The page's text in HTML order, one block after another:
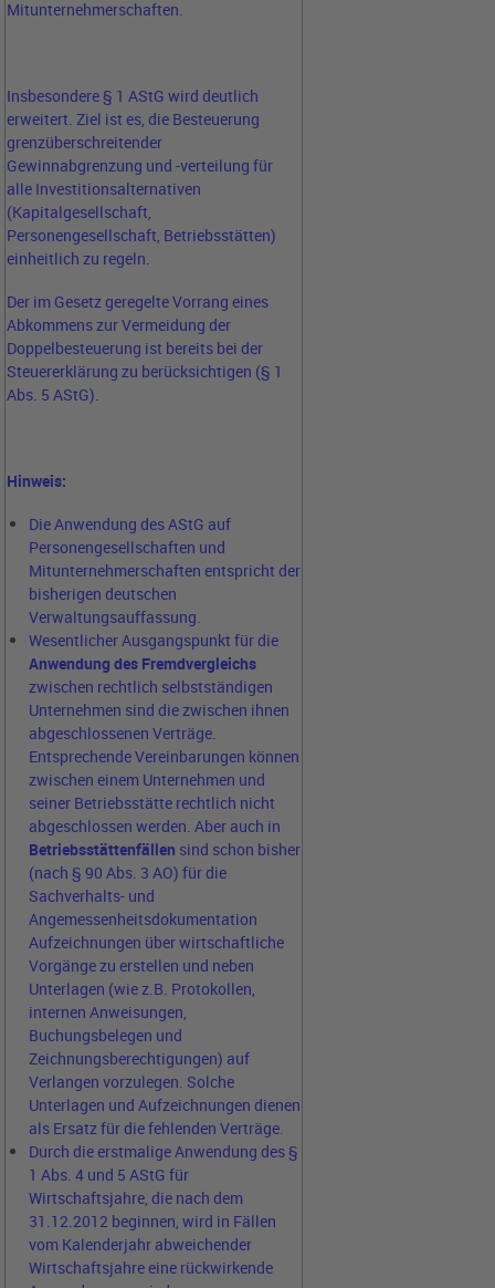
Mitunternehmerschaften.
Insbesondere § 1 AStG wird deutlich
erweitert. Ziel ist es, die Besteuerung
grenzüberschreitender
Gewinnabgrenzung und -verteilung für
alle Investitionsalternativen
(Kapitalgesellschaft,
Personengesellschaft, Betriebsstätten)
einheitlich zu regeln.
Der im Gesetz geregelte Vorrang eines
Abkommens zur Vermeidung der
Doppelbesteuerung ist bereits bei der
Steuererklärung zu berücksichtigen (§ 1
Abs. 5 AStG).
Hinweis:
Die Anwendung des AStG auf
Personengesellschaften und
Mitunternehmerschaften entspricht der
bisherigen deutschen
Verwaltungsauffassung.
Wesentlicher Ausgangspunkt für die
Anwendung des Fremdvergleichs
zwischen rechtlich selbstständigen
Unternehmen sind die zwischen ihnen
abgeschlossenen Verträge.
Entsprechende Vereinbarungen können
zwischen einem Unternehmen und
seiner Betriebsstätte rechtlich nicht
abgeschlossen werden. Aber auch in
Betriebsstättenfällen sind schon bisher
(nach § 90 Abs. 3 AO) für die
Sachverhalts- und
Angemessenheitsdokumentation
Aufzeichnungen über wirtschaftliche
Vorgänge zu erstellen und neben
Unterlagen (wie z.B. Protokollen,
internen Anweisungen,
Buchungsbelegen und
Zeichnungsberechtigungen) auf
Verlangen vorzulegen. Solche
Unterlagen und Aufzeichnungen dienen
als Ersatz für die fehlenden Verträge.
Durch die erstmalige Anwendung des §
1 Abs. 4 und 5 AStG für
Wirtschaftsjahre, die nach dem
31.12.2012 beginnen, wird in Fällen
vom Kalenderjahr abweichender
Wirtschaftsjahre eine rückwirkende